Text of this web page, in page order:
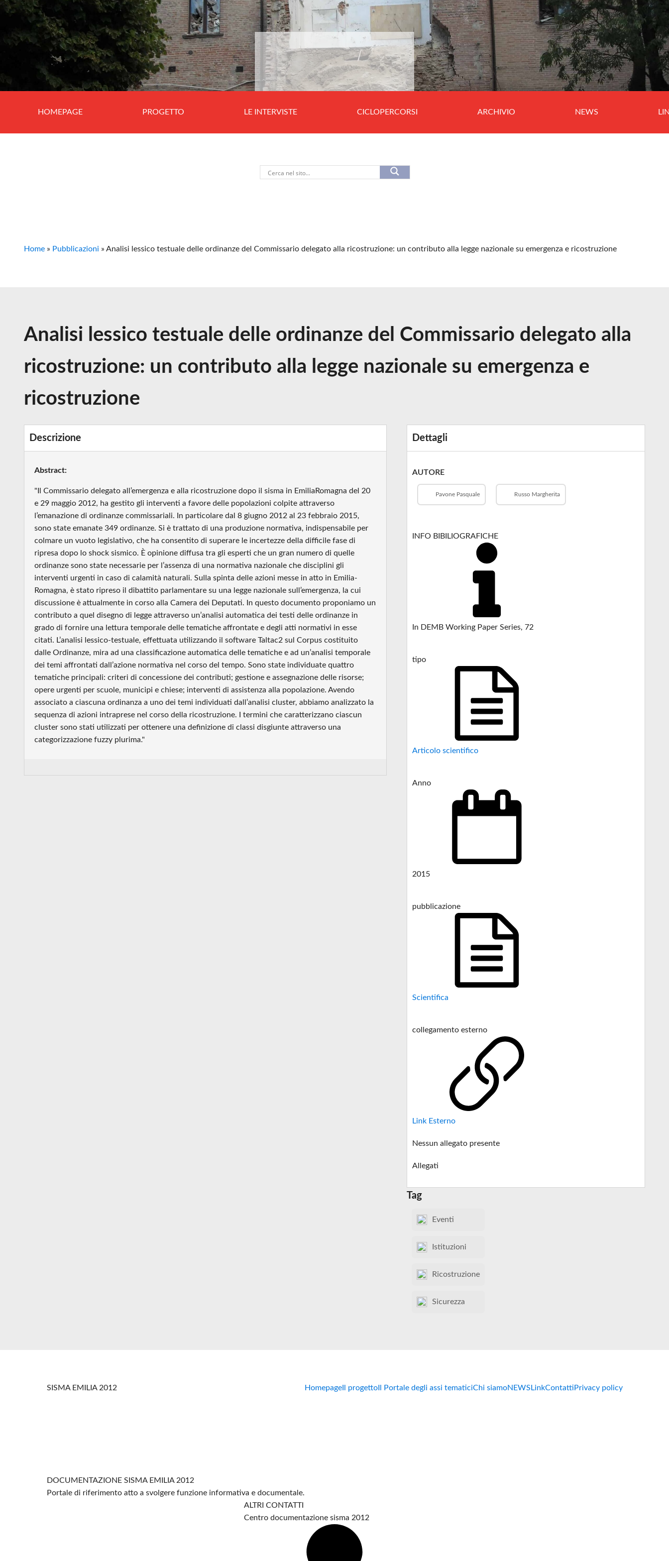
HOMEPAGE PROGETTO LE INTERVISTE CICLOPERCORSI ARCHIVIO NEWS
Home » Pubblicazioni » Analisi lessico testuale delle ordinanze del Commissario delegato alla ricostruzione: un contributo alla legge nazionale su emergenza e ricostruzione
Analisi lessico testuale delle ordinanze del Commissario delegato alla
ricostruzione: un contributo alla legge nazionale su emergenza e
ricostruzione
Descrizione
Abstract:
"Il Commissario delegato all’emergenza e alla ricostruzione dopo il sisma in EmiliaRomagna del 20
e 29 maggio 2012, ha gestito gli interventi a favore delle popolazioni colpite attraverso
l’emanazione di ordinanze commissariali. In particolare dal 8 giugno 2012 al 23 febbraio 2015,
sono state emanate 349 ordinanze. Si è trattato di una produzione normativa, indispensabile per
colmare un vuoto legislativo, che ha consentito di superare le incertezze della difficile fase di
ripresa dopo lo shock sismico. È opinione diffusa tra gli esperti che un gran numero di quelle
ordinanze sono state necessarie per l’assenza di una normativa nazionale che disciplini gli
interventi urgenti in caso di calamità naturali. Sulla spinta delle azioni messe in atto in Emilia-
Romagna, è stato ripreso il dibattito parlamentare su una legge nazionale sull’emergenza, la cui
discussione è attualmente in corso alla Camera dei Deputati. In questo documento proponiamo un
contributo a quel disegno di legge attraverso un’analisi automatica dei testi delle ordinanze in
grado di fornire una lettura temporale delle tematiche affrontate e degli atti normativi in esse
citati. L’analisi lessico-testuale, effettuata utilizzando il software Taltac2 sul Corpus costituito
dalle Ordinanze, mira ad una classificazione automatica delle tematiche e ad un’analisi temporale
dei temi affrontati dall’azione normativa nel corso del tempo. Sono state individuate quattro
tematiche principali: criteri di concessione dei contributi; gestione e assegnazione delle risorse;
opere urgenti per scuole, municipi e chiese; interventi di assistenza alla popolazione. Avendo
associato a ciascuna ordinanza a uno dei temi individuati dall’analisi cluster, abbiamo analizzato la
sequenza di azioni intraprese nel corso della ricostruzione. I termini che caratterizzano ciascun
cluster sono stati utilizzati per ottenere una definizione di classi disgiunte attraverso una
categorizzazione fuzzy plurima."
Dettagli
AUTORE
Pavone Pasquale Russo Margherita
INFO BIBILIOGRAFICHE
In DEMB Working Paper Series, 72
tipo
Articolo scientifico
Anno
2015
pubblicazione
Scientifica
collegamento esterno
Link Esterno
Nessun allegato presente
Allegati
Tag
Eventi
Istituzioni
Ricostruzione
Sicurezza
SISMA EMILIA 2012
DOCUMENTAZIONE SISMA EMILIA 2012
Portale di riferimento atto a svolgere funzione informativa e documentale.
HomepageIl progettoIl Portale degli assi tematiciChi siamoNEWS LinkContatti Privacy policy
ALTRI CONTATTI
Centro documentazione sisma 2012